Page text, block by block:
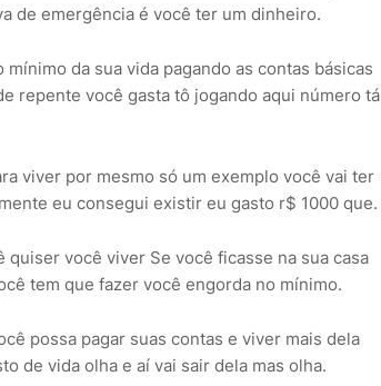
de emergência é você ter um dinheiro.
da sua vida pagando as contas básicas
repente você gasta tô jogando aqui número tá
viver por mesmo só um exemplo você vai ter
eu consegui existir eu gasto r$ 1000 que.
você viver Se você ficasse na sua casa
tem que fazer você engorda no mínimo.
possa pagar suas contas e viver mais dela
de vida olha e aí vai sair dela mas olha.